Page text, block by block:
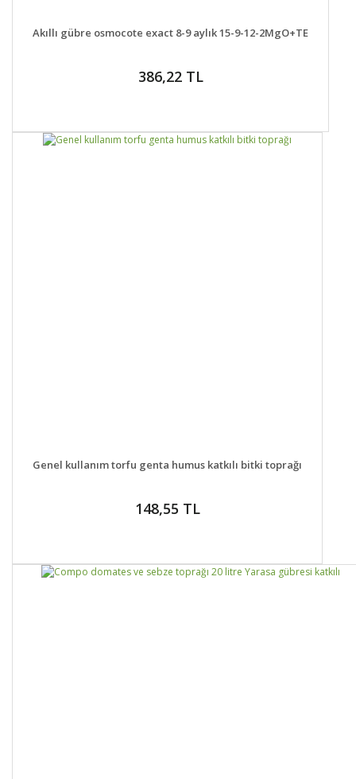
DETAYLAR SEPETE EKLE
Akıllı gübre osmocote exact 8-9 aylık 15-9-12-2MgO+TE
386,22 TL
DETAYLAR SEPETE EKLE
Genel kullanım torfu genta humus katkılı bitki toprağı
148,55 TL